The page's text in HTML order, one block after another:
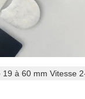
à 60 mm Vitesse